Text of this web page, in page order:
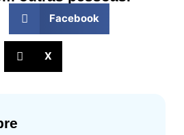
Facebook
X